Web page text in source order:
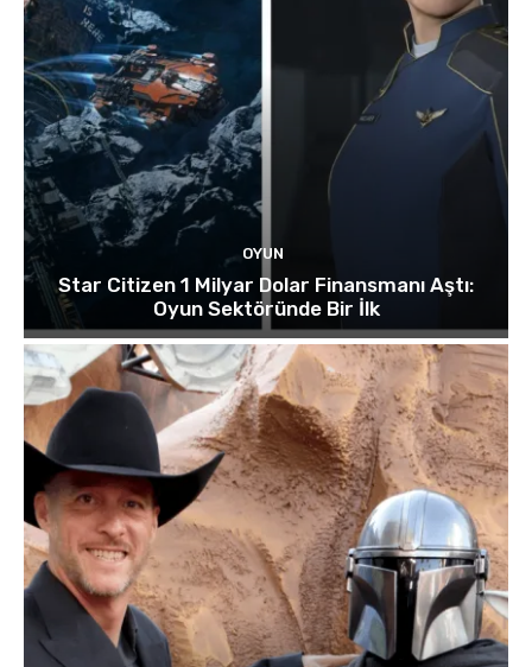
OYUN
Star Citizen 1 Milyar Dolar Finansmanı Aştı:
Oyun Sektöründe Bir İlk